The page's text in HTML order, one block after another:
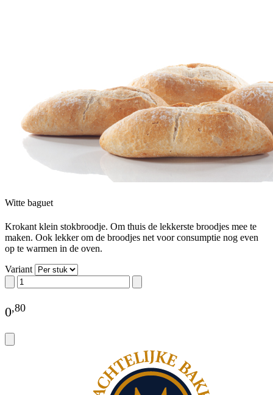
Witte baguet
Krokant klein stokbroodje. Om thuis de lekkerste broodjes mee te
maken. Ook lekker om de broodjes net voor consumptie nog even
op te warmen in de oven.
Variant
0,80